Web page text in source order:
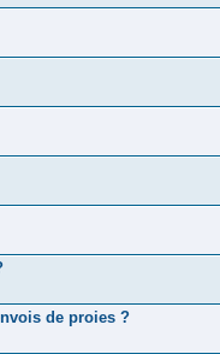
de proies ?